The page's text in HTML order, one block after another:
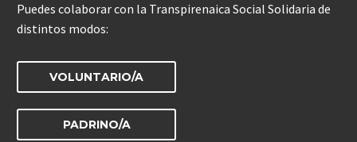
Puedes colaborar con la Transpirenaica Social Solidaria de
distintos modos:
VOLUNTARIO/A
PADRINO/A